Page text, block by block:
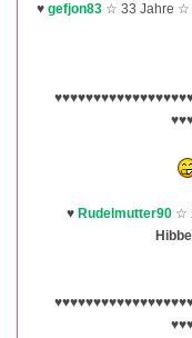
♥ gefjon83 ☆ 33 Jahre ☆
♥ Rudelmutter90 ☆